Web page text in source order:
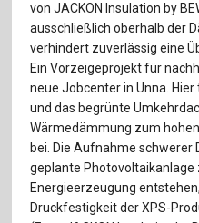
von JACKON Insulation by
ausschließlich oberhalb der
verhindert zuverlässig eine
Ein Vorzeigeprojekt für
neue Jobcenter in Unna.
und das begrünte
Wärmedämmung zum
bei. Die Aufnahme schwerer
geplante Photovoltaikanlage
Energieerzeugung
Druckfestigkeit der XPS-